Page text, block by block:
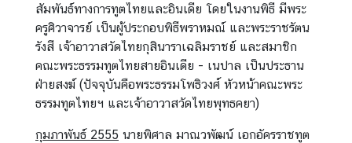
สัมพันธ์ทางการทูตไทยและอินเดีย โดยในงานพิธี มีพระ
ครูศิวาจารย์ เป็นผู้ประกอบพิธีพราหมณ์ และพระราชรัตน
รังสี เจ้าอาวาสวัดไทยกุสินาราเฉลิมราชย์ และสมาชิก
คณะพระธรรมทูตไทยสายอินเดีย - เนปาล เป็นประธาน
ฝ่ายสงฆ์ (ปัจจุบันคือพระธรรมโพธิวงศ์ หัวหน้าคณะพระ
ธรรมทูตไทยฯ และเจ้าอาวาสวัดไทยพุทธคยา)
กุมภาพันธ์ 2555 นายพิศาล มาณวพัฒน์ เอกอัครราชทูต